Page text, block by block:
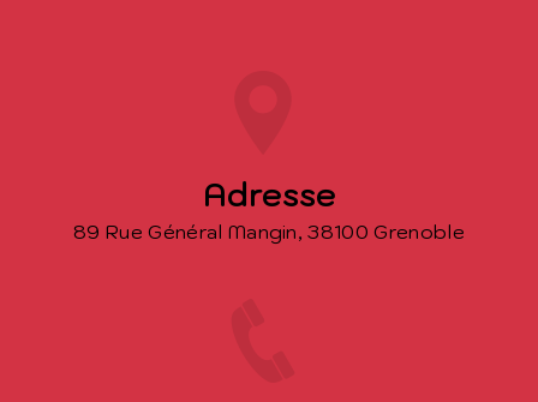
Adresse
89 Rue Général Mangin, 38100 Grenoble